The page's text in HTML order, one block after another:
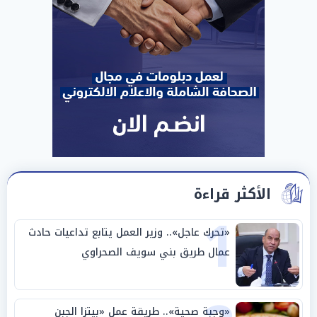
الأكثر قراءة
1
«تحرك عاجل».. وزير العمل يتابع تداعيات حادث
عمال طريق بني سويف الصحراوي
«وجبة صحية».. طريقة عمل «بيتزا الجبن